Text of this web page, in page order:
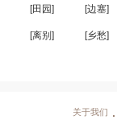
[田园] [边塞]
[离别] [乡愁]
关于我们